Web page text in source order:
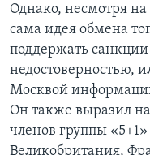
Однако, несмотря
сама идея обмена
поддержать
недостоверностью,
Москвой
Он также выразил
членов группы
Великобритания,